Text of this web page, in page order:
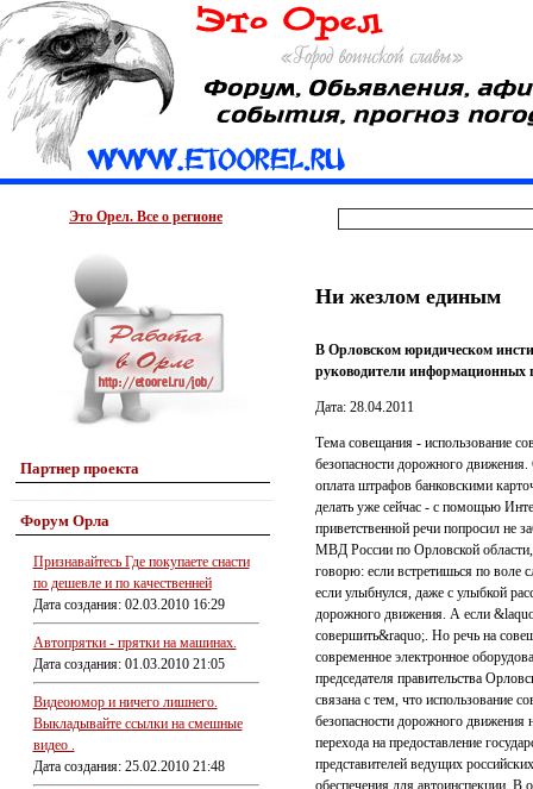
Это Орел. Все о регионе
Партнер проекта
Форум Орла
Признавайтесь Где покупаете снасти
по дешевле и по качественней
Дата создания: 02.03.2010 16:29
Автопрятки - прятки на машинах.
Дата создания: 01.03.2010 21:05
Видеоюмор и ничего лишнего.
Выкладывайте ссылки на смешные
видео .
Дата создания: 25.02.2010 21:48
Ни жезлом единым
В Орловском юридическом
руководители информационных
Дата: 28.04.2011
Тема совещания - использование
безопасности дорожного
оплата штрафов банковскими
делать уже сейчас - с помощью
приветственной речи попросил не
МВД России по Орловской
говорю: если встретишься по
если улыбнулся, даже с улыбкой
дорожного движения. А если
совершить&raquo;. Но речь на
современное электронное
председателя правительства
связана с тем, что использование
безопасности дорожного движения
перехода на предоставление
представителей ведущих
обеспечения для автоинспекции. В